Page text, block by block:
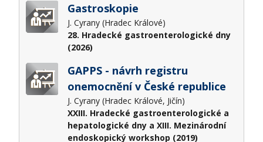
Gastroskopie
J. Cyrany (Hradec Králové)
28. Hradecké gastroenterologické dny
(2026)
GAPPS - návrh registru
onemocnění v České republice
J. Cyrany (Hradec Králové, Jičín)
XXIII. Hradecké gastroenterologické a
hepatologické dny a XIII. Mezinárodní
endoskopický workshop (2019)